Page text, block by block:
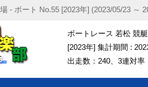
- ボート No.55 [2023年] (2023/05/23 ～
ボートレース 若松 競
[2023年] 集計期間 :
出走数：240、3連対率